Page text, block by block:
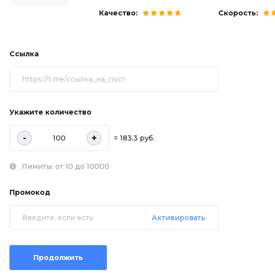
Качество:
Скорость:
Ссылка
Укажите количество
- + = 183.3 руб.
Лимиты: от 10 до 10000
Промокод
Активировать
Продолжить